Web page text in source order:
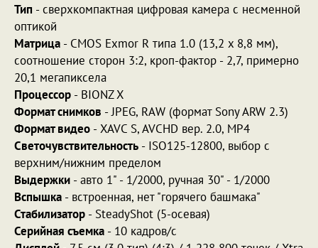
Тип - сверхкомпактная цифровая камера с несменной
оптикой
Матрица - CMOS Exmor R типа 1.0 (13,2 x 8,8 мм),
соотношение сторон 3:2, кроп-фактор - 2,7, примерно
20,1 мегапиксела
Процессор - BIONZ X
Формат снимков - JPEG, RAW (формат Sony ARW 2.3)
Формат видео -XAVC S, AVCHD вер. 2.0, MP4
Светочувствительность - ISO125-12800, выбор с
верхним/нижним пределом
Выдержки -авто 1" - 1/2000, ручная 30" - 1/2000
Вспышка - встроенная, нет "горячего башмака"
Стабилизатор - SteadyShot (5-осевая)
Серийная съемка - 10 кадров/с